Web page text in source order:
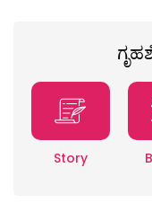
Story